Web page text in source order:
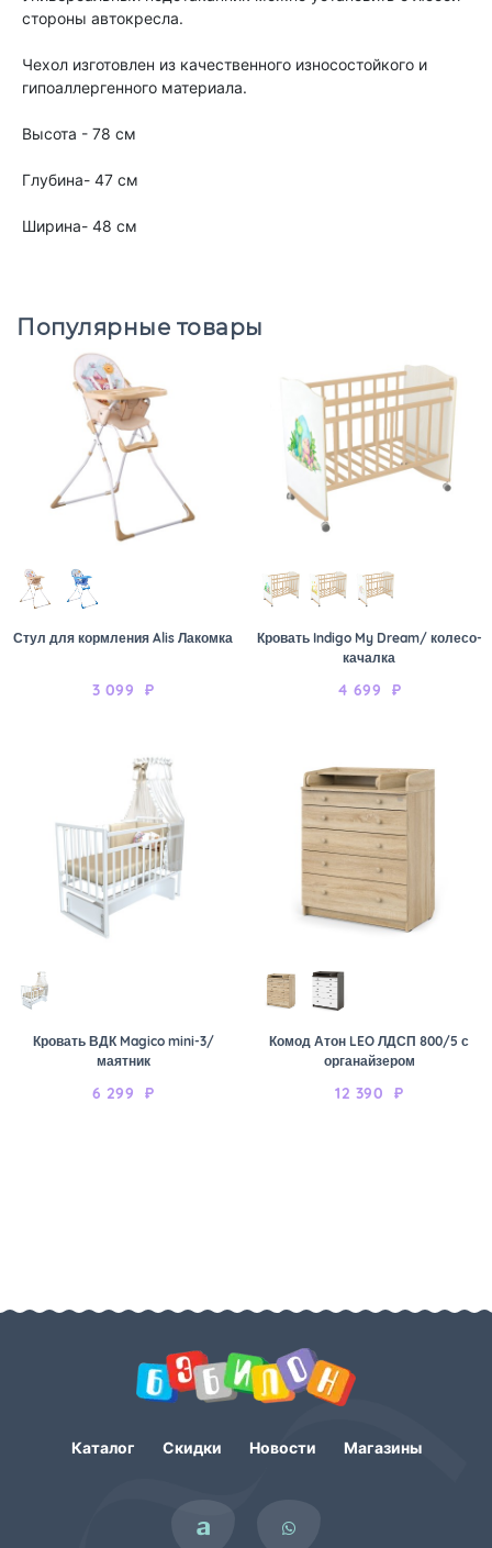
стороны автокресла.
Чехол изготовлен из качественного износостойкого и
гипоаллергенного материала.
Высота - 78 см
Глубина- 47 см
Ширина- 48 см
Популярные товары
Стул для кормления Alis Лакомка
3 099 ₽
Кровать Indigo My Dream/ колесо-
качалка
4 699 ₽
Кровать ВДК Magico mini-3/
маятник
6 299 ₽
Комод Атон LEO ЛДСП 800/5 с
органайзером
12 390 ₽
Каталог Скидки Новости Магазины